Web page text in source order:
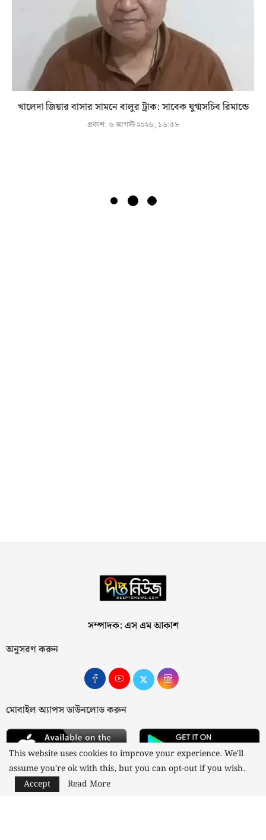
খালেদা জিয়ার বাসার সামনে বালুর ট্রাক: সাবেক যুগ্মসচিব রিমান্ডে
প্রকাশ: ৬ আগস্ট ২০২৬, ১৬:৫৮
সম্পাদক: এস এম আকাশ
অনুসরণ করুন
মোবাইল অ্যাপস ডাউনলোড করুন
This website uses cookies to improve your experience. We'll
assume you're ok with this, but you can opt-out if you wish.
Accept
Read More